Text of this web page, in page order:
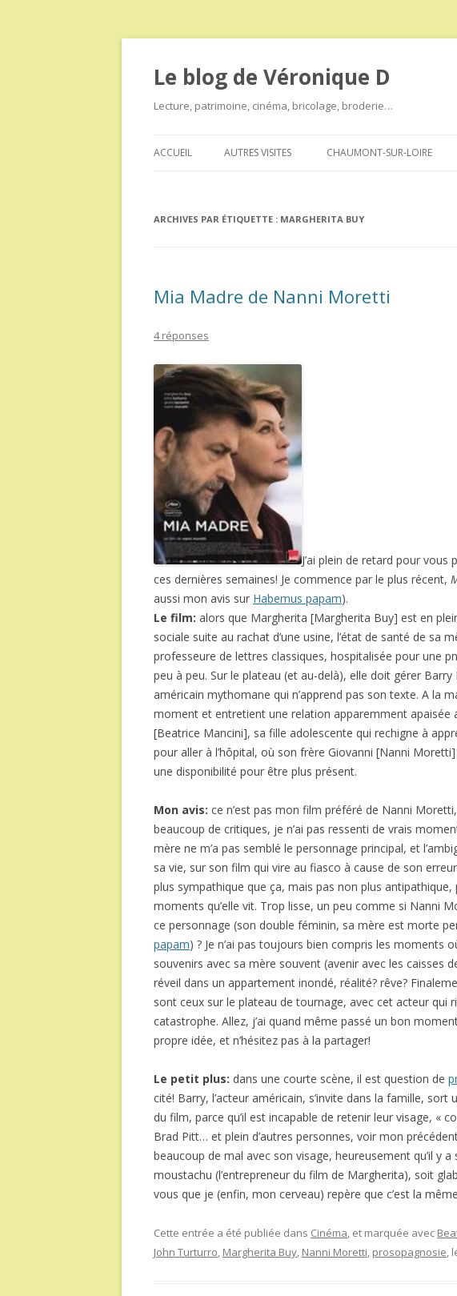
Le blog de Véronique D
Lecture, patrimoine, cinéma, bricolage, broderie…
ACCUEIL AUTRES VISITES CHAUMONT-SUR-LOIRE
ARCHIVES PAR ÉTIQUETTE : MARGHERITA BUY
Mia Madre de Nanni Moretti
4 réponses
J’ai plein de retard pour
ces dernières semaines! Je commence par le plus récent,
aussi mon avis sur Habemus papam).
Le film: alors que Margherita [Margherita Buy] est en
sociale suite au rachat d’une usine, l’état de santé de sa
professeure de lettres classiques, hospitalisée pour une
peu à peu. Sur le plateau (et au-delà), elle doit gérer Barry
américain mythomane qui n’apprend pas son texte. A la
moment et entretient une relation apparemment apaisée
[Beatrice Mancini], sa fille adolescente qui rechigne à
pour aller à l’hôpital, où son frère Giovanni [Nanni
une disponibilité pour être plus présent.
Mon avis: ce n’est pas mon film préféré de Nanni
beaucoup de critiques, je n’ai pas ressenti de vrais
mère ne m’a pas semblé le personnage principal, et
sa vie, sur son film qui vire au fiasco à cause de son
plus sympathique que ça, mais pas non plus antipathique,
moments qu’elle vit. Trop lisse, un peu comme si Nanni
ce personnage (son double féminin, sa mère est morte
papam) ? Je n’ai pas toujours bien compris les moments
souvenirs avec sa mère souvent (avenir avec les caisses
réveil dans un appartement inondé, réalité? rêve?
sont ceux sur le plateau de tournage, avec cet acteur qui
catastrophe. Allez, j’ai quand même passé un bon
propre idée, et n’hésitez pas à la partager!
Le petit plus: dans une courte scène, il est question de
cité! Barry, l’acteur américain, s’invite dans la famille, sort
du film, parce qu’il est incapable de retenir leur visage, «
Brad Pitt… et plein d’autres personnes, voir mon
beaucoup de mal avec son visage, heureusement qu’il y
moustachu (l’entrepreneur du film de Margherita), soit
vous que je (enfin, mon cerveau) repère que c’est la
Cette entrée a été publiée dans Cinéma, et marquée avec
John Turturro, Margherita Buy, Nanni Moretti, prosopagnosie,